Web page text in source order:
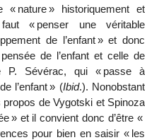
« nature» historiquement et
faut « penser une véritable
de l’enfant » et donc
de l’enfant et celle de
P. Sévérac, qui « passe à
l’enfant» (Ibid.). Nonobstant
propos de Vygotski et Spinoza
» et il convient donc d’être «
pour bien en saisir « les